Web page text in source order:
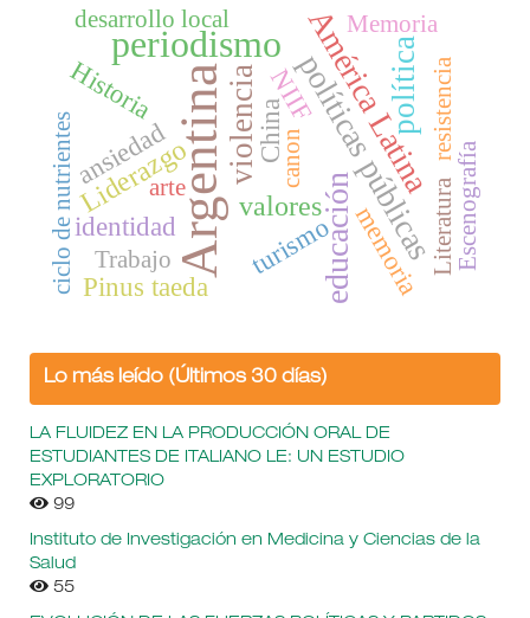
Argentina
periodismo
educación
políticas públicas
América Latina
política
violencia
Liderazgo valores
China
ansiedad
Historia
Pinus taeda memoria
turismo
identidad
NIIF
Literatura
ciclo de nutrientes
desarrollo local
canon resistencia
Escenografía
Trabajo
Memoria
arte
Lo más leído (Últimos 30 días)
LA FLUIDEZ EN LA PRODUCCIÓN ORAL DE
ESTUDIANTES DE ITALIANO LE: UN ESTUDIO
EXPLORATORIO
99
Instituto de Investigación en Medicina y Ciencias de la
Salud
55